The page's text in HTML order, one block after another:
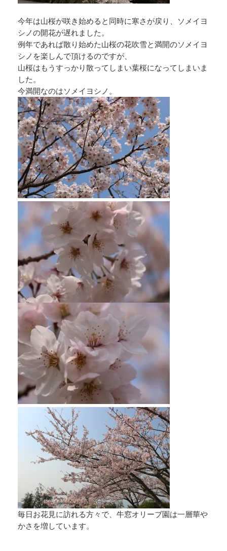
今年は山桜が咲き始めると同時に寒さが戻り、ソメイヨ
シノの開花が遅れました。
例年であれば散り始めた山桜の花吹雪と満開のソメイヨ
シノを楽しんで頂けるのですが、
山桜はもうすっかり散ってしまい葉桜になってしまいま
した。
今満開なのはソメイヨシノ。
毎日お花見に訪れる方々で、牛窓オリーブ園は一層華や
かさを増しています。